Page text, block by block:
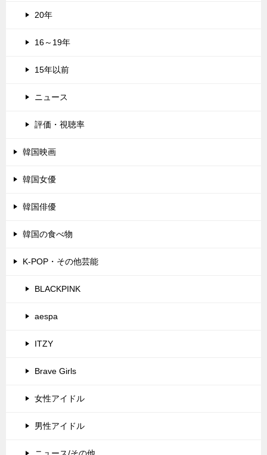
20年
16～19年
15年以前
ニュース
評価・視聴率
韓国映画
韓国女優
韓国俳優
韓国の食べ物
K-POP・その他芸能
BLACKPINK
aespa
ITZY
Brave Girls
女性アイドル
男性アイドル